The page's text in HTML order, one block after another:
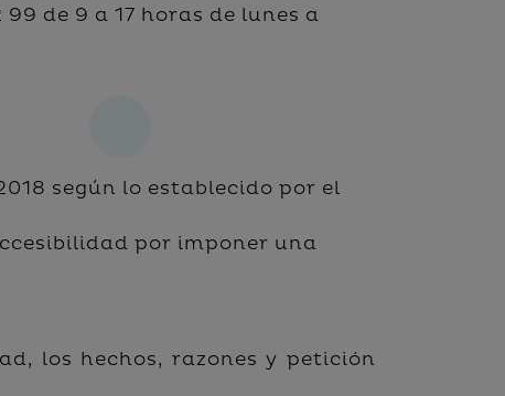
de 9 a 17 horas de lunes a
según lo establecido por el
por imponer una
los hechos, razones y petición